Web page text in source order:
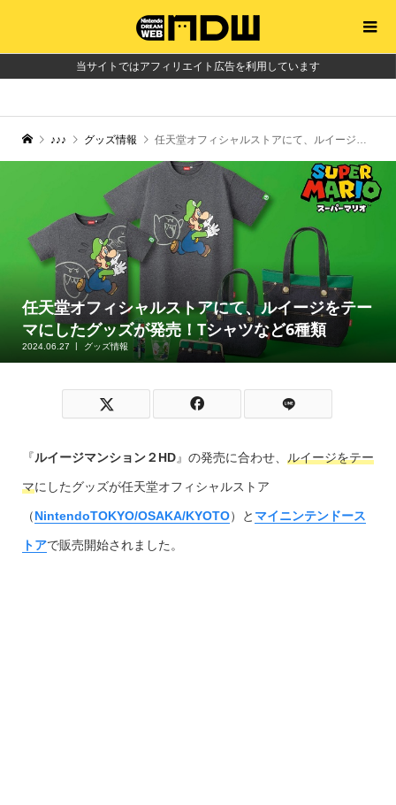
当サイトではアフィリエイト広告を利用しています
♪♪♪ グッズ情報 任天堂オフィシャルストアにて、ルイージをテーマにしたグッズが発売！Tシャツなど6種類
任天堂オフィシャルストアにて、ルイージをテー
マにしたグッズが発売！Tシャツなど6種類
2024.06.27 グッズ情報
『ルイージマンション２HD』の発売に合わせ、 ルイージをテー
マにしたグッズが任天堂オフィシャルストア
（NintendoTOKYO/OSAKA/KYOTO）と マイニンテンドース
トアで販売開始されました。